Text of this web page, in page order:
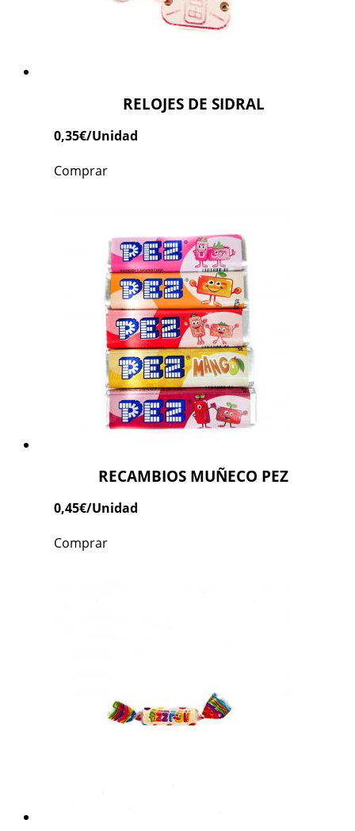
RELOJES DE SIDRAL
0,35€/Unidad
Comprar
RECAMBIOS MUÑECO PEZ
0,45€/Unidad
Comprar